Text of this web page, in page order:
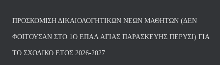
ΠΡΟΣΚΌΜΙΣΗ ΔΙΚΑΙΟΛΟΓΗΤΙΚΏΝ ΝΈΩΝ ΜΑΘΗΤΏΝ (ΔΕΝ
ΦΟΙΤΟΎΣΑΝ ΣΤΟ 1Ο ΕΠΑΛ ΑΓΙΑΣ ΠΑΡΑΣΚΕΥΗΣ ΠΈΡΥΣΙ) ΓΙΑ
ΤΟ ΣΧΟΛΙΚΌ ΈΤΟΣ 2026-2027